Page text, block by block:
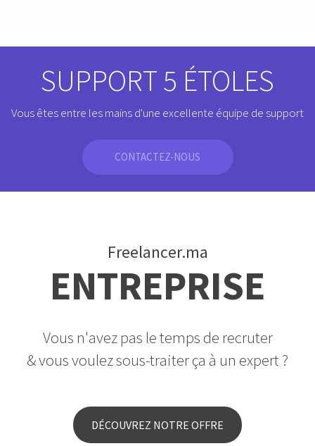
SUPPORT 5 ÉTOLES
Vous êtes entre les mains d'une excellente équipe de support
CONTACTEZ-NOUS
Freelancer.ma
ENTREPRISE
Vous n'avez pas le temps de recruter
& vous voulez sous-traiter ça à un expert ?
DÉCOUVREZ NOTRE OFFRE